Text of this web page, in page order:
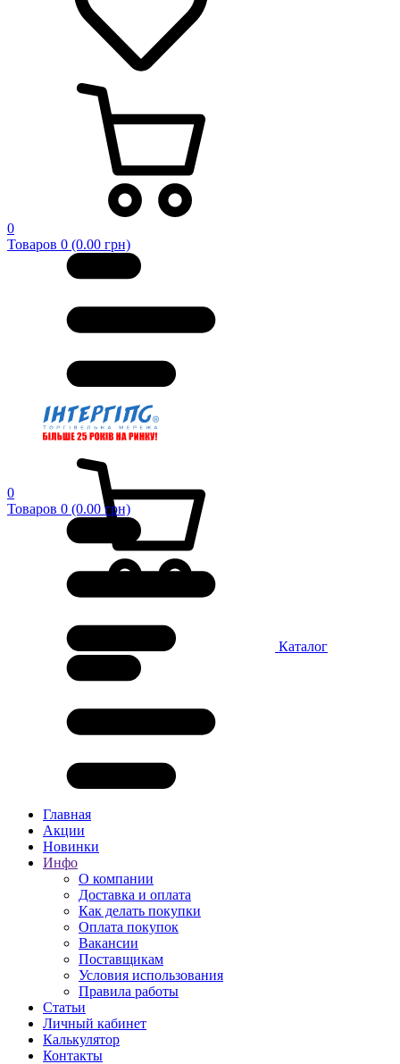
0
Товаров 0 (0.00 грн)
0
Товаров 0 (0.00 грн)
Каталог
Главная
Акции
Новинки
Инфо
О компании
Доставка и оплата
Как делать покупки
Оплата покупок
Вакансии
Поставщикам
Условия использования
Правила работы
Статьи
Личный кабинет
Калькулятор
Контакты